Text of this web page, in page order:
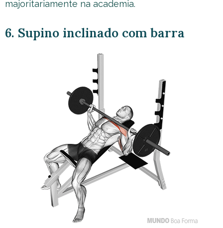
majoritariamente na academia.
6. Supino inclinado com barra